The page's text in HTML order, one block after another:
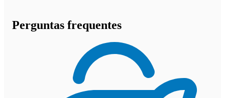
Perguntas frequentes